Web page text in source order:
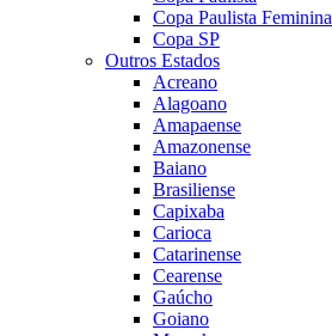
Copa Paulista Feminina
Copa SP
Outros Estados
Acreano
Alagoano
Amapaense
Amazonense
Baiano
Brasiliense
Capixaba
Carioca
Catarinense
Cearense
Gaúcho
Goiano